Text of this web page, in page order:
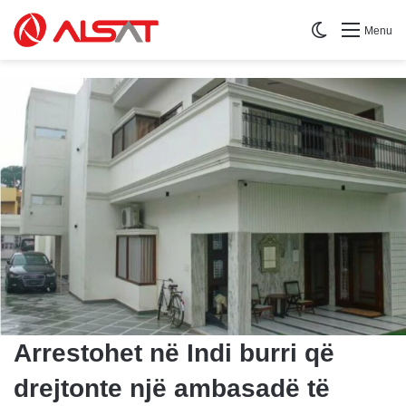
Menu
Switch skin
Arrestohet në Indi burri që
drejtonte një ambasadë të